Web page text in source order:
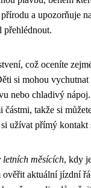
a upozorňuje
přehlédnout.
což oceníte
si mohou
nebo chladivý
takže si
užívat přímý kontakt
letních měsících, kdy
ověřit aktuální jízdní